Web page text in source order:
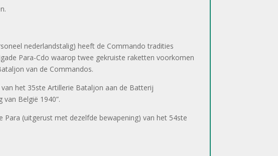
nederlandstalig) heeft de Commando tradities
Para-Cdo waarop twee gekruiste raketten voorkomen
van de Commandos.
het 35ste Artillerie Bataljon aan de Batterij
België 1940”.
(uitgerust met dezelfde bewapening) van het 54ste